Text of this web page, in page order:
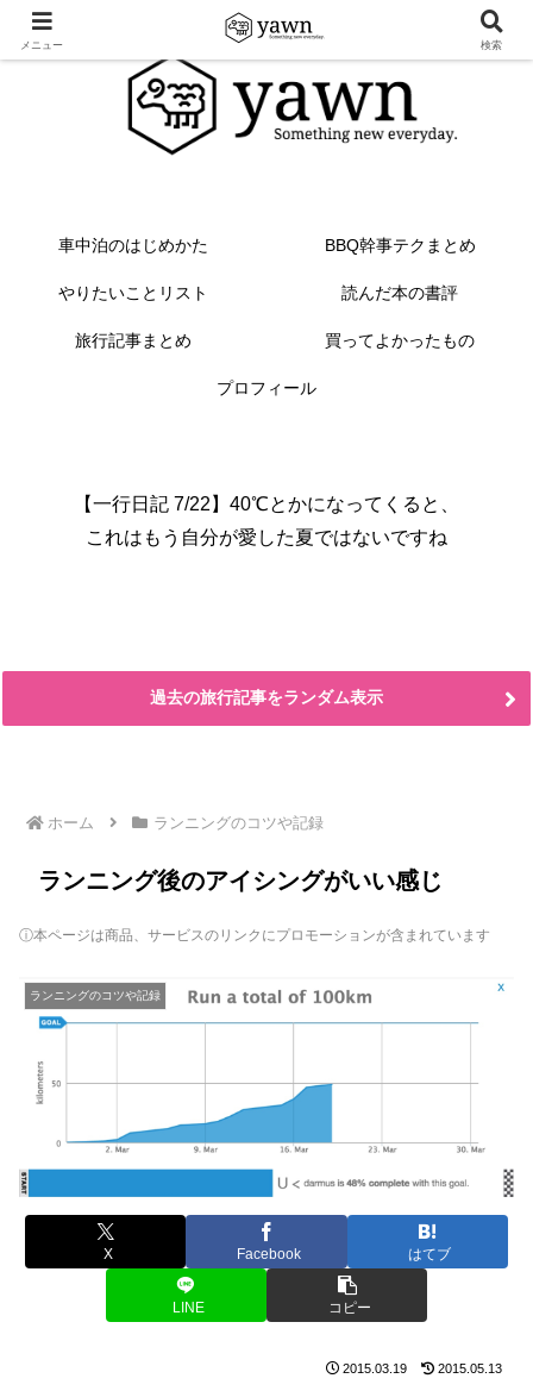
車中泊のはじめかた BBQ幹事テクまとめ
やりたいことリスト 読んだ本の書評
旅行記事まとめ 買ってよかったもの
プロフィール
【一行日記 7/22】40℃とかになってくると、
これはもう自分が愛した夏ではないですね
過去の旅行記事をランダム表示
ホーム ランニングのコツや記録
ランニング後のアイシングがいい感じ
ⓘ本ページは商品、サービスのリンクにプロモーションが含まれています
ランニングのコツや記録
X Facebook はてブ
LINE コピー
2015.03.19 2015.05.13
メニュー 検索